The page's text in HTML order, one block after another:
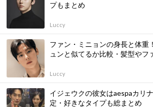
プもまとめ
Luccy
ファン・ミニョンの身長と体重
ュンと似てるか比較・髪型やフ
Luccy
イジェウクの彼女はaespaカリ
定・好きなタイプも総まとめ